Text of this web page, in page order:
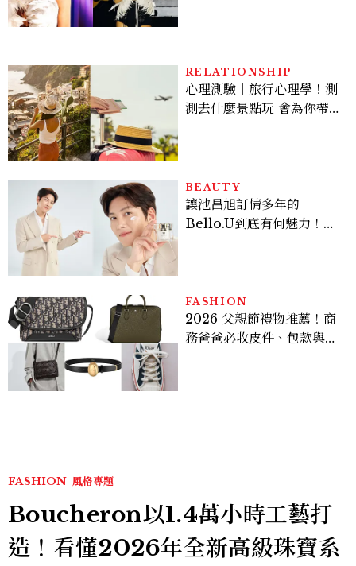
RELATIONSHIP
心理測驗｜旅行心理學！測
測去什麼景點玩 會為你帶來
BEAUTY
讓池昌旭訂情多年的
Bello.U到底有何魅力！揭
倦感，超神！
FASHION
2026 父親節禮物推薦！商
務爸爸必收皮件、包款與鞋
FASHION 風格專題
Boucheron以1.4萬小時工藝打
造！看懂2026年全新高級珠寶系